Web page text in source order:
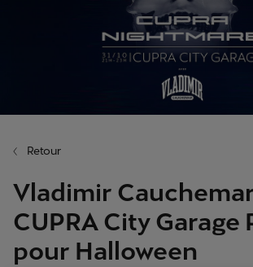
Retour
Vladimir
CUPRA City Garage
pour Halloween